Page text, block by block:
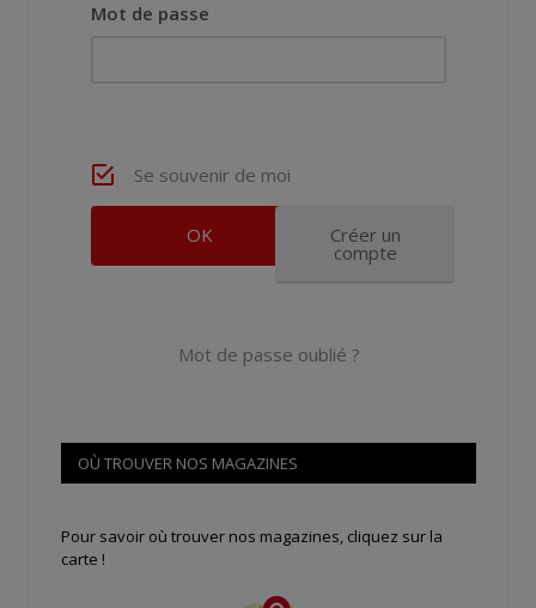
Mot de passe
Se souvenir de moi
Créer un
compte
Mot de passe oublié ?
OÙ TROUVER NOS MAGAZINES
Pour savoir où trouver nos magazines, cliquez sur la
carte !